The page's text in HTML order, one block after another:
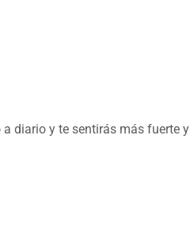
diario y te sentirás más fuerte y